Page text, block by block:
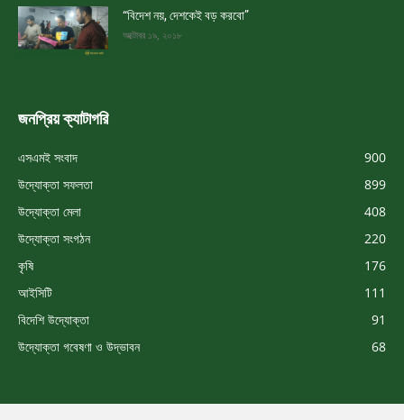
“বিদেশ নয়, দেশকেই বড় করবো”
অক্টোবর ১৯, ২০১৮
জনপ্রিয় ক্যাটাগরি
এসএমই সংবাদ
900
উদ্যোক্তা সফলতা
899
উদ্যোক্তা মেলা
408
উদ্যোক্তা সংগঠন
220
কৃষি
176
আইসিটি
111
বিদেশি উদ্যোক্তা
91
উদ্যোক্তা গবেষণা ও উদ্ভাবন
68